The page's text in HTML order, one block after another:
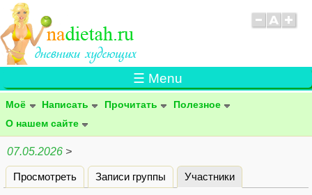
☰ Menu
Моё Написать Прочитать
Полезное
О нашем сайте
07.05.2026 >
Главные вкладки
Просмотреть Записи группы Участники